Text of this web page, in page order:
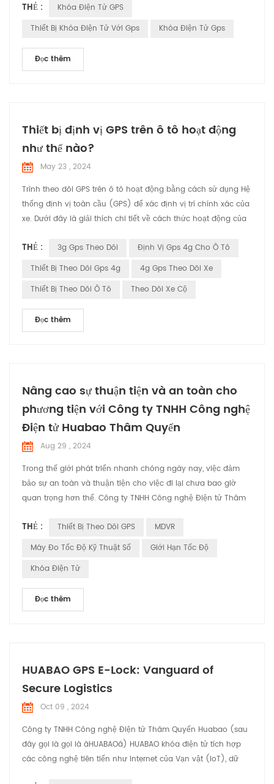
00 01 30 01 11 31 01 10 E3 01 00 D5 1B 02 20 02 60 43 23 27 95
93 78 61 60 00 12 20 00 00 12 34 27 95 93 78 61 58 00 12 86
THẺ :
Khóa Điện Tử GPS
Thiết Bị Khóa Điện Tử Với Gps
Khóa Điện Tử Gps
Đọc thêm
Thiết bị định vị GPS trên ô tô hoạt động
như thế nào?
May 23 , 2024
Trình theo dõi GPS trên ô tô hoạt động bằng cách sử dụng Hệ
thống định vị toàn cầu (GPS) để xác định vị trí chính xác của
xe. Dưới đây là giải thích chi tiết về cách thức hoạt động của
quay quanh Trái đất. Những vệ tinh này liên tục truyền tín
hiệu bao gồm vị trí của chúng và thời gian chính xác tín hiệu
THẺ : 3g Gps Theo Dõi
Định Vị Gps 4g Cho Ô Tô
Thiết Bị Theo Dõi Gps 4g
4g Gps Theo Dõi Xe
Thiết Bị Theo Dõi Ô Tô
Theo Dõi Xe Cộ
Đọc thêm
Nâng cao sự thuận tiện và an toàn cho
phương tiện với Công ty TNHH Công nghệ
Điện tử Huabao Thâm Quyến
Aug 29 , 2024
Trong thế giới phát triển nhanh chóng ngày nay, việc đảm
bảo sự an toàn và thuận tiện cho việc đi lại chưa bao giờ
quan trọng hơn thế. Công ty TNHH Công nghệ Điện tử Thâm
trong sứ mệnh này. Với đội ngũ hùng hậu gồm hơn 350 nhân
viên, trong đó có 100 kỹ sư R&D tận tâm, Huabao đã liên tục
THẺ : Thiết Bị Theo Dõi GPS
MDVR
Máy Đo Tốc Độ Kỹ Thuật Số
Giới Hạn Tốc Độ
Khóa Điện Tử
Đọc thêm
HUABAO GPS E-Lock: Vanguard of
Secure Logistics
Oct 09 , 2024
Công ty TNHH Công nghệ Điện tử Thâm Quyến Huabao (sau
đây gọi là gọi là âHUABAOâ) HUABAO khóa điện tử tích hợp
các công nghệ tiên tiến như Internet của Vạn vật (IoT), dữ